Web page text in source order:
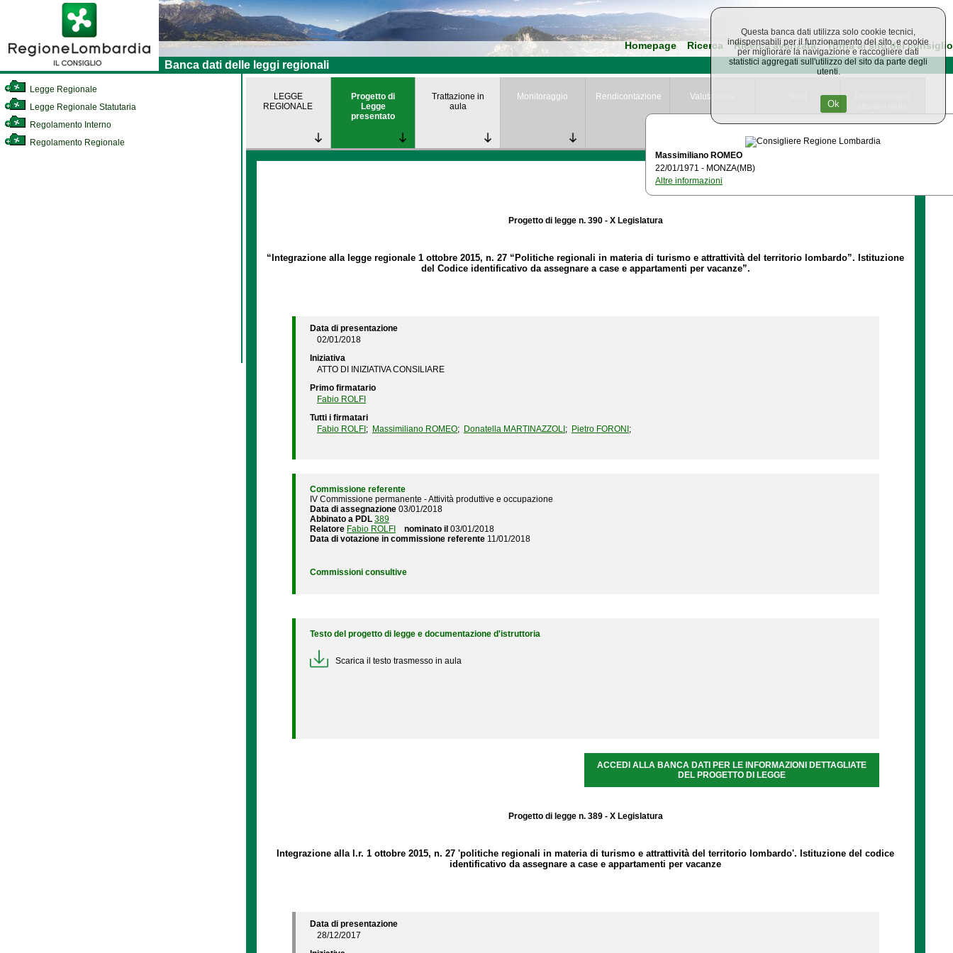
Homepage Ricerca Ricerca avanzata Torna al sito del consiglio
Banca dati delle leggi regionali
Legge Regionale
Legge Regionale Statutaria
Regolamento Interno
Regolamento Regionale
LEGGE
REGIONALE
Progetto di
Legge
presentato
Trattazione in
aula
Monitoraggio Rendicontazione Valutazione
Giunta
Regionale
Progetto di legge n. 390 - X Legislatura
“Integrazione alla legge regionale 1 ottobre 2015, n. 27 “Politiche regionali in materia di turismo e attrattività del territorio lombardo”. Istituzione
del Codice identificativo da assegnare a case e appartamenti per vacanze”.
Data di presentazione
02/01/2018
Iniziativa
ATTO DI INIZIATIVA CONSILIARE
Primo firmatario
Fabio ROLFI
Tutti i firmatari
Fabio ROLFI ; Massimiliano ROMEO; Donatella MARTINAZZOLI ; Pietro FORONI ;
Massimiliano ROMEO
22/01/1971 - MONZA(MB)
Altre informazioni
Commissione referente
IV Commissione permanente - Attività produttive e occupazione
Data di assegnazione 03/01/2018
Abbinato a PDL 389
Relatore Fabio ROLFI nominato il 03/01/2018
Data di votazione in commissione referente 11/01/2018
Commissioni consultive
Testo del progetto di legge e documentazione d'istruttoria
Scarica il testo trasmesso in aula
ACCEDI ALLA BANCA DATI PER LE INFORMAZIONI DETTAGLIATE
DEL PROGETTO DI LEGGE
Progetto di legge n. 389 - X Legislatura
Integrazione alla l.r. 1 ottobre 2015, n. 27 'politiche regionali in materia di turismo e attrattività del territorio lombardo'. Istituzione del codice
identificativo da assegnare a case e appartamenti per vacanze
Data di presentazione
28/12/2017
Questa banca dati utilizza solo cookie tecnici,
indispensabili per il funzionamento del sito, e cookie
per migliorare la navigazione e raccogliere dati
statistici aggregati sull'utilizzo del sito da parte degli
utenti.
Ok